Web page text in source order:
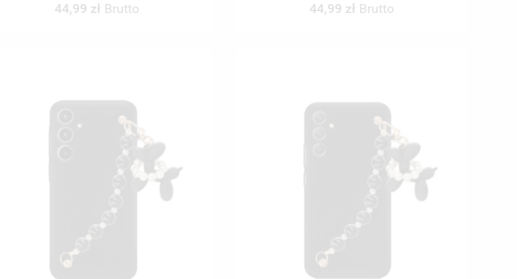
44,99 zł Brutto
44,99 zł
Brutto